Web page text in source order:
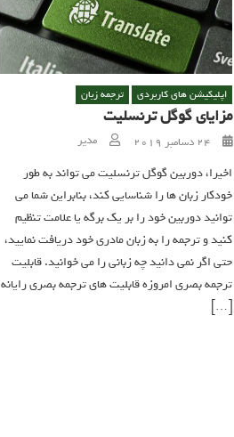
اپلیکیشن های کاربردی ترجمه زبان
مزایای گوگل ترنسلیت
Posted on
24 دسامبر 2019 Author
مدیر
اخیرا، دوربین گوگل ترنسلیت می تواند به طور
خودکار زبان ها را شناسایی کند، بنابراین شما می
توانید دوربین خود را بر یک برگه یا علامت تنظیم
کنید و ترجمه را به زبان مادری خود دریافت نمایید،
حتی اگر نمی دانید چه زبانی را می خوانید. قابلیت
ترجمه بصری امروزه قابلیت های ترجمه بصری رایانه
[…]